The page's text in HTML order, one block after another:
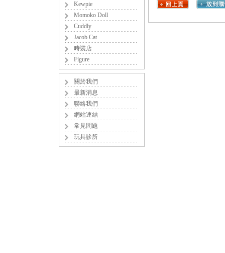
Kewpie
Momoko Doll
Cuddly
Jacob Cat
時裝店
Figure
關於我們
最新消息
聯絡我們
網站連結
常見問題
玩具診所